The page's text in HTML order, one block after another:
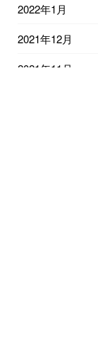
2022年1月
2021年12月
2021年11月